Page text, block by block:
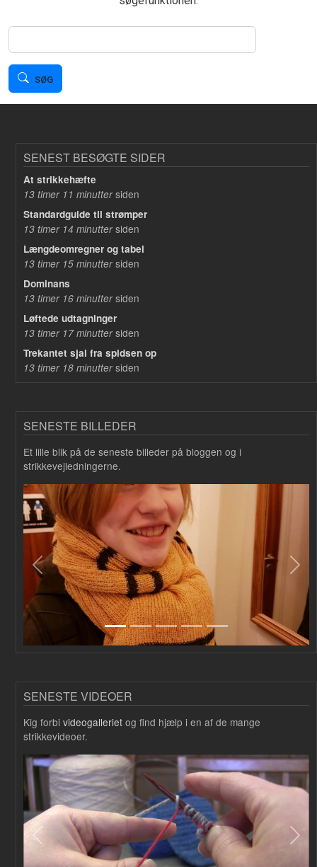
Søg
SØG
SENEST BESØGTE SIDER
At strikkehæfte
13 timer 11 minuttersiden
Standardguide til strømper
13 timer 14 minuttersiden
Længdeomregner og tabel
13 timer 15 minuttersiden
Dominans
13 timer 16 minuttersiden
Løftede udtagninger
13 timer 17 minuttersiden
Trekantet sjal fra spidsen op
13 timer 18 minuttersiden
SENESTE BILLEDER
Et lille blik på de seneste billeder på bloggen og i
strikkevejledningerne.
Forrige
SENESTE VIDEOER
Kig forbi videogalleriet og find hjælp i en af de mange
strikkevideoer.
Forrige